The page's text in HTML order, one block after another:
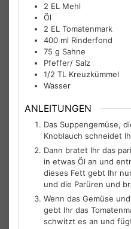
2 EL Mehl
Öl
2 EL Tomatenmark
400 ml Rinderfond
75 g Sahne
Pfeffer/ Salz
1/2 TL Kreuzkümmel
Wasser
ANLEITUNGEN
Das Suppengemüse,
Knoblauch schneidet
Dann bratet Ihr das
in etwas Öl an und
dieses Fett gebt Ihr
und die Parüren und
Wenn das Gemüse
gebt Ihr das
schwitzt es an und